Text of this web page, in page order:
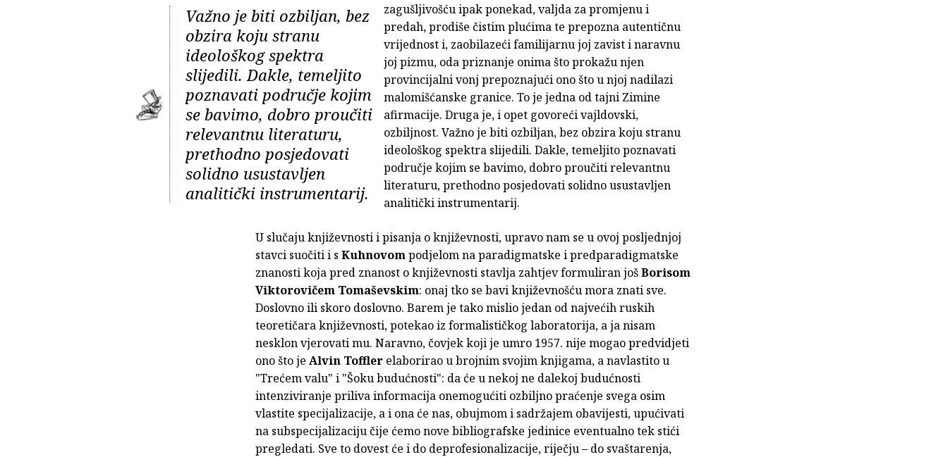
Važno je biti ozbiljan, bez
obzira koju stranu
ideološkog spektra
slijedili. Dakle, temeljito
poznavati područje kojim
se bavimo, dobro proučiti
relevantnu literaturu,
prethodno posjedovati
solidno usustavljen
analitički instrumentarij.
zagušljivošću ipak ponekad, valjda za promjenu i
predah, prodiše čistim plućima te prepozna autentičnu
vrijednost i, zaobilazeći familijarnu joj zavist i naravnu
joj pizmu, oda priznanje onima što prokažu njen
provincijalni vonj prepoznajući ono što u njoj nadilazi
malomišćanske granice. To je jedna od tajni Zimine
afirmacije. Druga je, i opet govoreći vajldovski,
ozbiljnost. Važno je biti ozbiljan, bez obzira koju stranu
ideološkog spektra slijedili. Dakle, temeljito poznavati
područje kojim se bavimo, dobro proučiti relevantnu
literaturu, prethodno posjedovati solidno usustavljen
analitički instrumentarij.
U slučaju književnosti i pisanja o književnosti, upravo nam se u ovoj posljednjoj
stavci suočiti i s Kuhnovompodjelom na paradigmatske i predparadigmatske
znanosti koja pred znanost o književnosti stavlja zahtjev formuliran jošBorisom
Viktorovičem Tomaševskim: onaj tko se bavi književnošću mora znati sve.
Doslovno ili skoro doslovno. Barem je tako mislio jedan od najvećih ruskih
teoretičara književnosti, potekao iz formalističkog laboratorija, a ja nisam
nesklon vjerovati mu. Naravno, čovjek koji je umro 1957. nije mogao predvidjeti
ono što je Alvin Toffler elaborirao u brojnim svojim knjigama, a navlastito u
"Trećem valu" i "Šoku budućnosti": da će u nekoj ne dalekoj budućnosti
intenziviranje priliva informacija onemogućiti ozbiljno praćenje svega osim
vlastite specijalizacije, a i ona će nas, obujmom i sadržajem obavijesti, upućivati
na subspecijalizaciju čije ćemo nove bibliografske jedinice eventualno tek stići
pregledati. Sve to dovest će i do deprofesionalizacije, riječju – do svaštarenja,